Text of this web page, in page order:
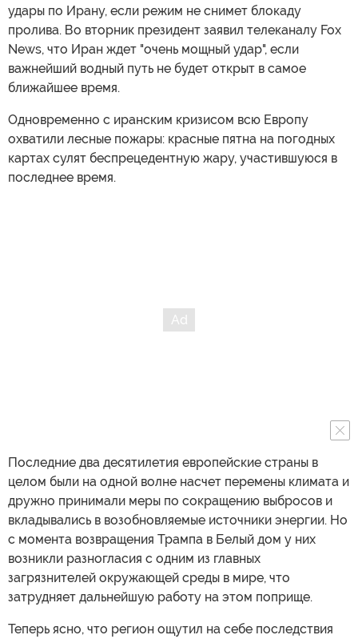
удары по Ирану, если режим не снимет блокаду
пролива. Во вторник президент заявил телеканалу Fox
News, что Иран ждет "очень мощный удар", если
важнейший водный путь не будет открыт в самое
ближайшее время.
Одновременно с иранским кризисом всю Европу
охватили лесные пожары: красные пятна на погодных
картах сулят беспрецедентную жару, участившуюся в
последнее время.
Последние два десятилетия европейские страны в
целом были на одной волне насчет перемены климата и
дружно принимали меры по сокращению выбросов и
вкладывались в возобновляемые источники энергии. Но
с момента возвращения Трампа в Белый дом у них
возникли разногласия с одним из главных
загрязнителей окружающей среды в мире, что
затрудняет дальнейшую работу на этом поприще.
Теперь ясно, что регион ощутил на себе последствия